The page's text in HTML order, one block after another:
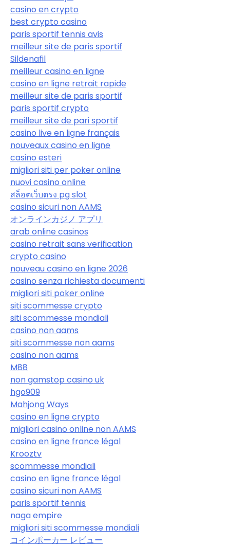
casino en crypto
best crypto casino
paris sportif tennis avis
meilleur site de paris sportif
Sildenafil
meilleur casino en ligne
casino en ligne retrait rapide
meilleur site de paris sportif
paris sportif crypto
meilleur site de pari sportif
casino live en ligne français
nouveaux casino en ligne
casino esteri
migliori siti per poker online
nuovi casino online
สล็อตเว็บตรง pg slot
casino sicuri non AAMS
オンラインカジノ アプリ
arab online casinos
casino retrait sans verification
crypto casino
nouveau casino en ligne 2026
casino senza richiesta documenti
migliori siti poker online
siti scommesse crypto
siti scommesse mondiali
casino non aams
siti scommesse non aams
casino non aams
M88
non gamstop casino uk
hgo909
Mahjong Ways
casino en ligne crypto
migliori casino online non AAMS
casino en ligne france légal
Krooztv
scommesse mondiali
casino en ligne france légal
casino sicuri non AAMS
paris sportif tennis
naga empire
migliori siti scommesse mondiali
コインポーカー レビュー